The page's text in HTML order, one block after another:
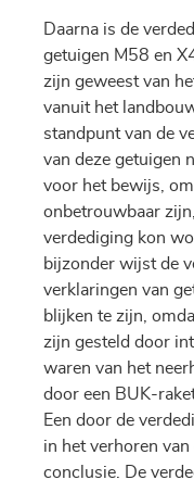
Daarna is de
getuigen M58 en
zijn geweest van
vanuit het
standpunt van de
van deze getuigen
voor het bewijs,
onbetrouwbaar
verdediging kon
bijzonder wijst de
verklaringen van
blijken te zijn,
zijn gesteld door
waren van het
door een BUK-
Een door de
in het verhoren
conclusie. De